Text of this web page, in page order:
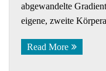
abgewandelte
eigene, zweite
Read More